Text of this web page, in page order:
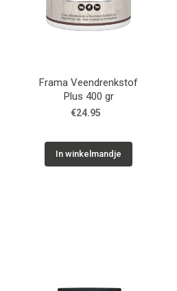
Frama Veendrenkstof
Plus 400 gr
€24.95
In winkelmandje